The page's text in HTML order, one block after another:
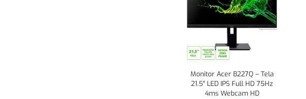
Monitor Acer B227Q – Tela
21.5″ LED IPS Full HD 75Hz
4ms Webcam HD